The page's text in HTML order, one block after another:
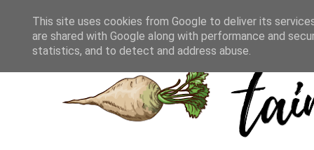
This site uses cookies from Google to deliver its
are shared with Google along with performance and
statistics, and to detect and address abuse.